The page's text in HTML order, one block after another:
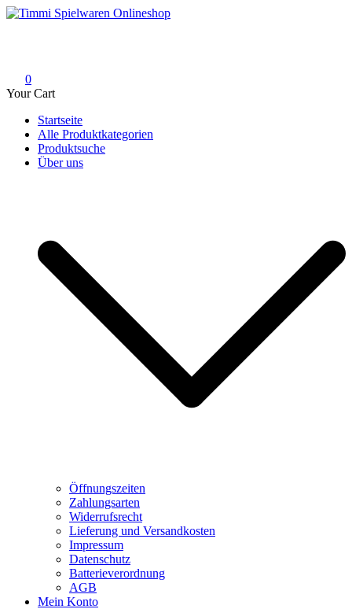
Skip
0
Your Cart
Startseite
Alle Produktkategorien
Produktsuche
Über uns
Öffnungszeiten
Zahlungsarten
Widerrufsrecht
Lieferung und Versandkosten
Impressum
Datenschutz
Batterieverordnung
AGB
Mein Konto